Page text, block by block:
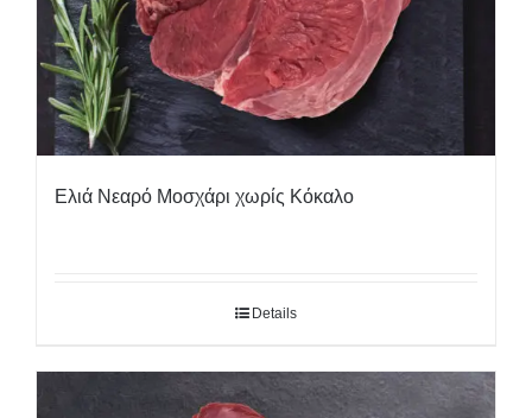
Ελιά Νεαρό Μοσχάρι χωρίς Κόκαλο
Details